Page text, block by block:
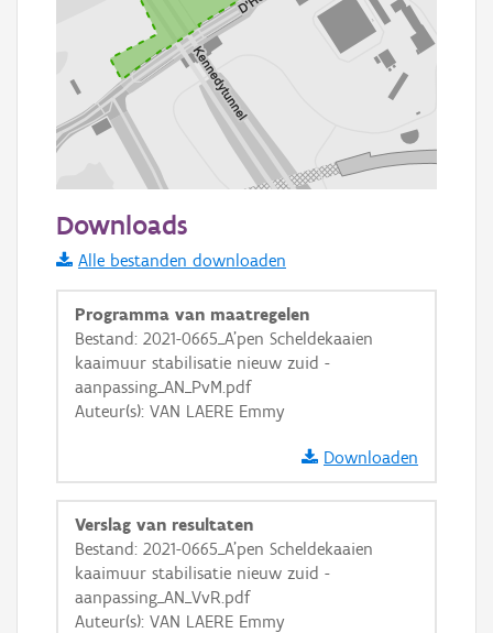
Informatie Vlaanderen
i
+ −
Basis Lagen
OSM-Basiskaart
Ortho
Downloads
Alle bestanden downloaden
Programma van maatregelen
Bestand: 2021-0665_A'pen Scheldekaaien
kaaimuur stabilisatie nieuw zuid -
aanpassing_AN_PvM.pdf
Auteur(s): VAN LAERE Emmy
Downloaden
Verslag van resultaten
Bestand: 2021-0665_A'pen Scheldekaaien
kaaimuur stabilisatie nieuw zuid -
aanpassing_AN_VvR.pdf
Auteur(s): VAN LAERE Emmy